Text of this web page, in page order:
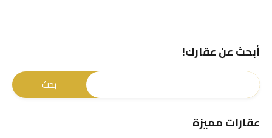
أبحث عن عقارك!
عقارات مميزة